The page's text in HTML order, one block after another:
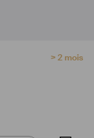
> 2 mois